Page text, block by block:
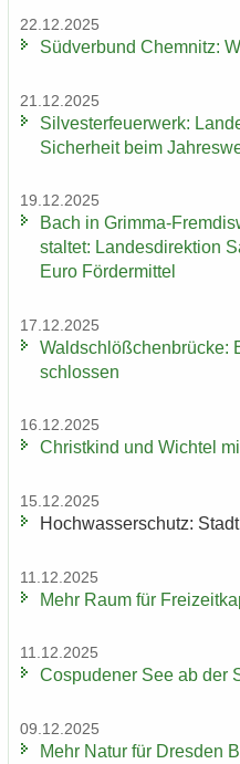
22.12.2025
Süd­ver­bund Chem­nitz:
21.12.2025
Sil­ves­ter­feu­er­werk:
Si­cher­heit beim
19.12.2025
Bach in Grimma-​
stal­tet: Lan­des­di­rek­ti­on
Euro För­der­mit­tel
17.12.2025
Wald­schlöß­chen­brü­cke:
schlos­sen
16.12.2025
Christ­kind und Wich­tel
15.12.2025
Hoch­was­ser­schutz:
11.12.2025
Mehr Raum für
11.12.2025
Cos­pu­de­ner See ab der
09.12.2025
Mehr Natur für Dres­den